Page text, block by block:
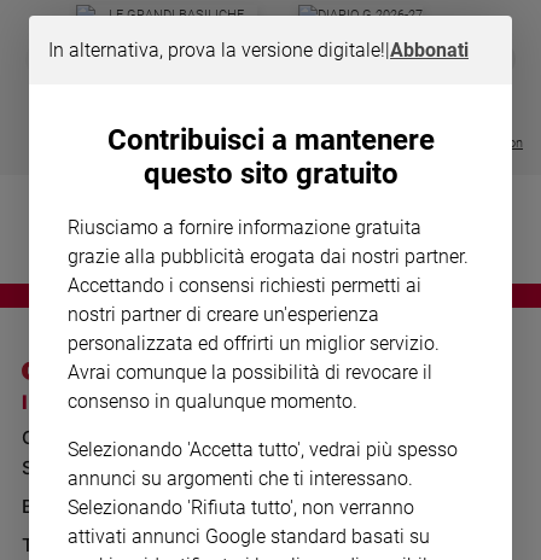
Chiesa
Chiesa
Devozione
Parola
giorno
giorno
e
valori
❮
DIARIO G 2026-27
COLLANA
Visualizza tutte le collection
I SITI SAN PAOLO
GRUPPO EDITORIALE
SAN PAOLO
BENESSERE
TELENOVA
NOTE LEGALI
PRIVACY POLICY
INFORMATIVA
WHISTLEBLOWING
SOCIAL
In alternativa, prova la versione digitale!|Abbonati
Contribuisci a mantenere
questo sito gratuito
Riusciamo a fornire informazione gratuita
grazie alla pubblicità erogata dai nostri partner.
Accettando i consensi richiesti permetti ai
nostri partner di creare un'esperienza
personalizzata ed offrirti un miglior servizio.
Avrai comunque la possibilità di revocare il
consenso in qualunque momento.
Selezionando 'Accetta tutto', vedrai più spesso
annunci su argomenti che ti interessano.
Selezionando 'Rifiuta tutto', non verranno
attivati annunci Google standard basati su